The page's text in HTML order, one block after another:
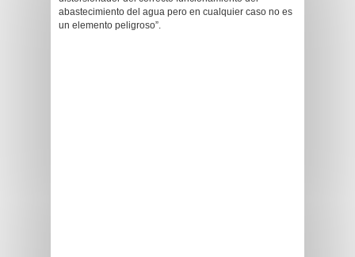
abastecimiento del agua pero en cualquier caso no es
un elemento peligroso”.